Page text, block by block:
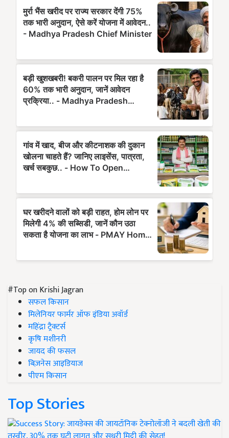
#Top on Krishi Jagran
सफल किसान
मिलेनियर फार्मर ऑफ इंडिया अवॉर्ड
महिंद्रा ट्रैक्टर्स
कृषि मशीनरी
जायद की फसल
बिज़नेस आइडियाज
पीएम किसान
Top Stories